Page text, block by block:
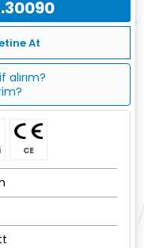
At
alırım?
CE